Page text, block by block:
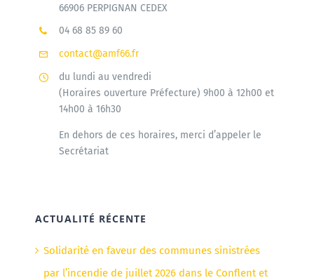
66906 PERPIGNAN CEDEX
04 68 85 89 60
contact@amf66.fr
du lundi au vendredi
(Horaires ouverture Préfecture) 9h00 à 12h00 et
14h00 à 16h30
En dehors de ces horaires, merci d’appeler le
Secrétariat
ACTUALITÉ RÉCENTE
Solidarité en faveur des communes sinistrées
par l’incendie de juillet 2026 dans le Conflent et